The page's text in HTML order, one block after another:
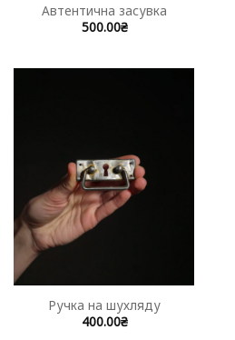
Автентична засувка
500.00₴
Ручка на шухляду
400.00₴